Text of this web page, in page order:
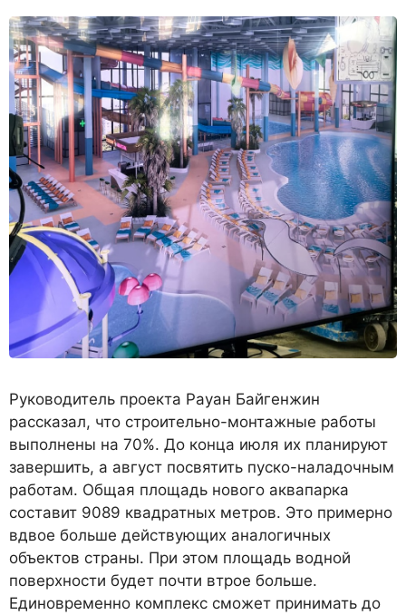
Руководитель проекта Рауан Байгенжин
рассказал, что строительно-монтажные работы
выполнены на 70%. До конца июля их планируют
завершить, а август посвятить пуско-наладочным
работам. Общая площадь нового аквапарка
составит 9089 квадратных метров. Это примерно
вдвое больше действующих аналогичных
объектов страны. При этом площадь водной
поверхности будет почти втрое больше.
Единовременно комплекс сможет принимать до